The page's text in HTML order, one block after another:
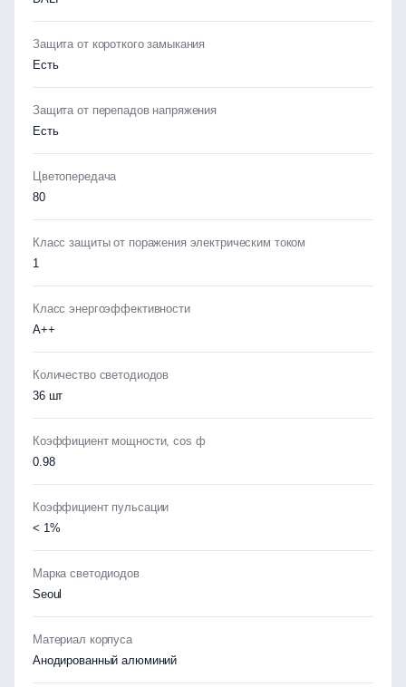
Защита от короткого замыкания
Есть
Защита от перепадов напряжения
Есть
Цветопередача
80
Класс защиты от поражения электрическим током
1
Класс энергоэффективности
А++
Количество светодиодов
36 шт
Коэффициент мощности, cos ф
0.98
Коэффициент пульсации
< 1%
Марка светодиодов
Seoul
Материал корпуса
Анодированный алюминий